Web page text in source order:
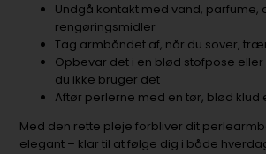
Undgå kontakt med vand, parfume,
rengøringsmidler
Tag armbåndet af, når du sover,
Opbevar det i en blød stofpose
du ikke bruger det
Aftør perlerne med en tør, blød klud
Med den rette pleje forbliver dit
elegant – klar til at følge dig i både